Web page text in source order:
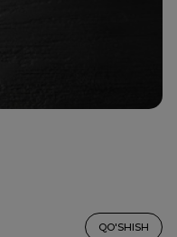
QO'SHISH